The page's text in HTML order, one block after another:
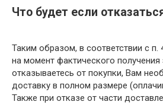
Что будет если
Таким образом, в соответствии с п.
на момент фактического получения
отказываетесь от покупки, Вам
доставку в полном размере
Также при отказе от части